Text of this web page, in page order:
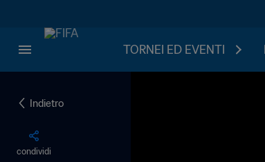
TORNEI ED EVENTI
Indietro
condividi